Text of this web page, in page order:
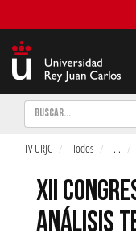
Buscar
TV URJC Todos ...
XII
ANÁLISIS